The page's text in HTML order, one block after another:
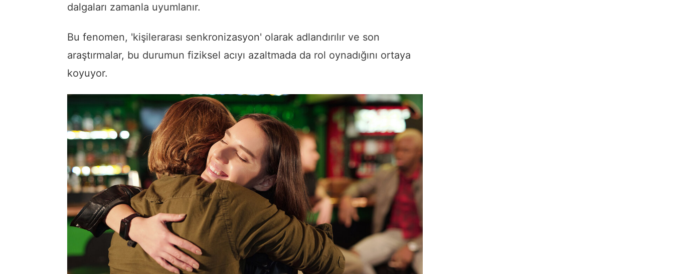
dalgaları zamanla uyumlanır.
Bu fenomen, 'kişilerarası senkronizasyon' olarak adlandırılır ve son
araştırmalar, bu durumun fiziksel acıyı azaltmada da rol oynadığını ortaya
koyuyor.